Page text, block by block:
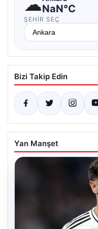
NaN°C
ŞEHIR SEÇ
Bizi Takip Edin
Yan Manşet